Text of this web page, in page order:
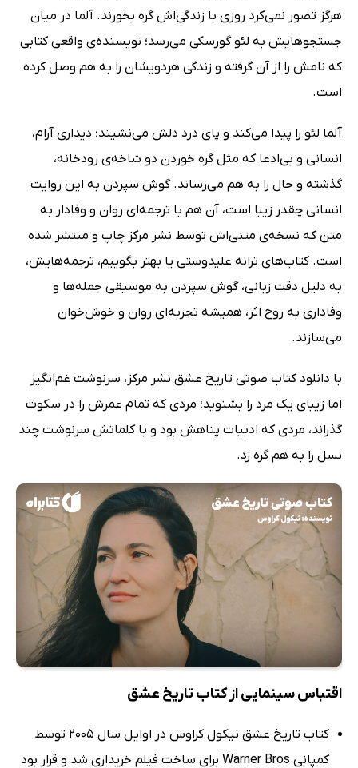
هرگز تصور نمی‌کرد روزی با زندگی‌اش گره بخورند. آلما در میان
جستجوهایش به لئو گورسکی می‌رسد؛ نویسنده‌ی واقعی کتابی
که نامش را از آن گرفته و زندگی هردویشان را به هم وصل کرده
است.
آلما لئو را پیدا می‌کند و پای درد دلش می‌نشیند؛ دیداری آرام،
انسانی و بی‌ادعا که مثل گره خوردن دو شاخه‌ی رودخانه،
گذشته و حال را به هم می‌رساند. گوش سپردن به این روایت
انسانی چقدر زیبا است، آن هم با ترجمه‌ای روان و وفادار به
متن که نسخه‌ی متنی‌اش توسط نشر مرکز چاپ و منتشر شده
است. کتاب‌های ترانه علیدوستی یا بهتر بگوییم، ترجمه‌هایش،
به دلیل دقت زبانی، گوش سپردن به موسیقی جمله‌ها و
وفاداری به روح اثر، همیشه تجربه‌ای روان و خوش‌خوان
می‌سازند.
با دانلود کتاب صوتی تاریخ عشق نشر مرکز، سرنوشت غم‌انگیز
اما زیبای یک مرد را بشنوید؛ مردی که تمام عمرش را در سکوت
گذراند، مردی که ادبیات پناهش بود و با کلماتش سرنوشت چند
نسل را به هم گره زد.
اقتباس سینمایی از کتاب تاریخ عشق
کتاب تاریخ عشق نیکول کراوس در اوایل سال 2005 توسط
کمپانی Warner Bros برای ساخت فیلم خریداری شد و قرار بود